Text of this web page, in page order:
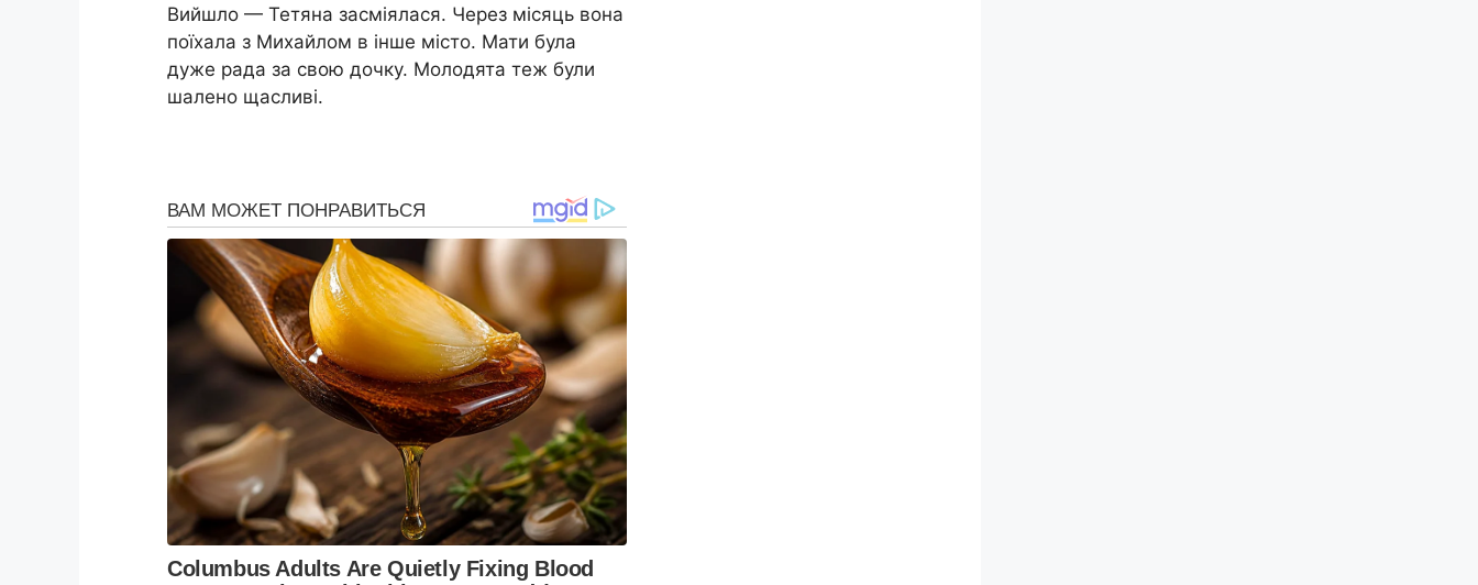
Вийшло — Тетяна засміялася. Через місяць вона
поїхала з Михайлом в інше місто. Мати була
дуже рада за свою дочку. Молодята теж були
шалено щасливі.